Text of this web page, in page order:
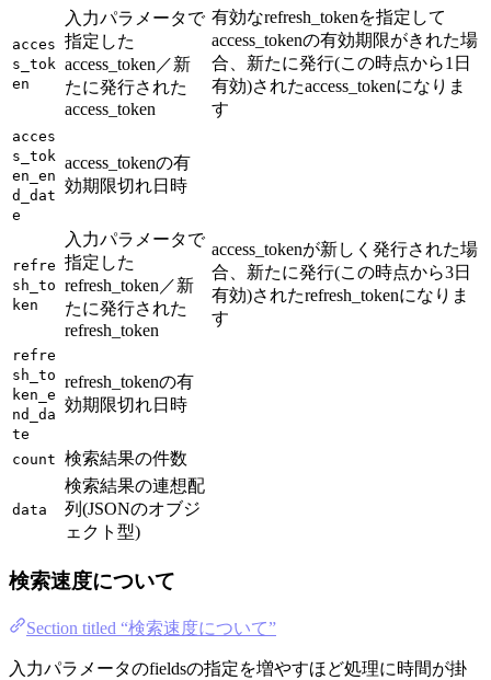
acces
s_tok
en
入力パラメータで
指定した
access_token／新
たに発行された
access_token
有効なrefresh_tokenを指定して
access_tokenの有効期限がきれた場
合、新たに発行(この時点から1日
有効)されたaccess_tokenになりま
す
acces
s_tok
en_en
d_dat
e
access_tokenの有
効期限切れ日時
refre
sh_to
ken
入力パラメータで
指定した
refresh_token／新
たに発行された
refresh_token
access_tokenが新しく発行された場
合、新たに発行(この時点から3日
有効)されたrefresh_tokenになりま
す
refre
sh_to
ken_e
nd_da
te
refresh_tokenの有
効期限切れ日時
count 検索結果の件数
data
検索結果の連想配
列(JSONのオブジ
ェクト型)
検索速度について
Section titled “検索速度について”
入力パラメータのfieldsの指定を増やすほど処理に時間が掛